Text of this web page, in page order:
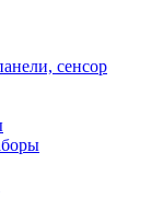
сенсор